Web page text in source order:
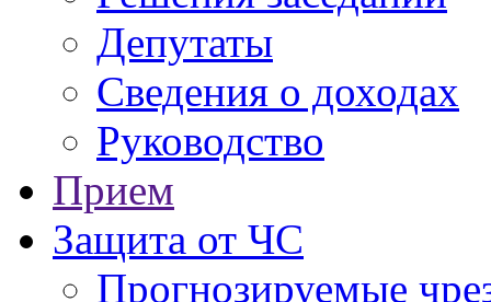
Депутаты
Сведения о доходах
Руководство
Прием
Защита от ЧС
Прогнозируемые